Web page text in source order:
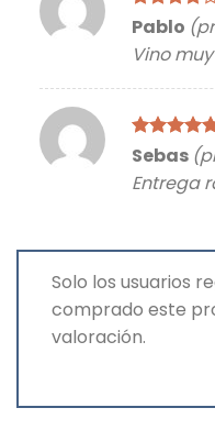
Valorado
de
5
Pablo
Vino
Valorado
de 5
Sebas
Entrega
Solo los usuarios
comprado este
valoración.